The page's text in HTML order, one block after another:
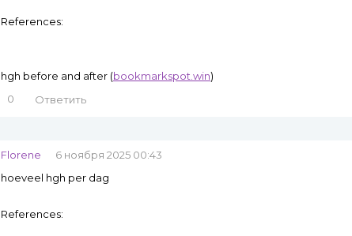
References:
hgh before and after (bookmarkspot.win)
0
Ответить
Florene
6 ноября 2025 00:43
hoeveel hgh per dag
References: